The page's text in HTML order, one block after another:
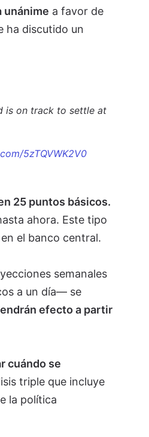
unánime a favor de
ha discutido un
is on track to settle at
5zTQVWK2V0
25 puntos básicos.
ahora. Este tipo
el banco central.
semanales
a un día— se
efecto a partir
cuándo se
triple que incluye
la política